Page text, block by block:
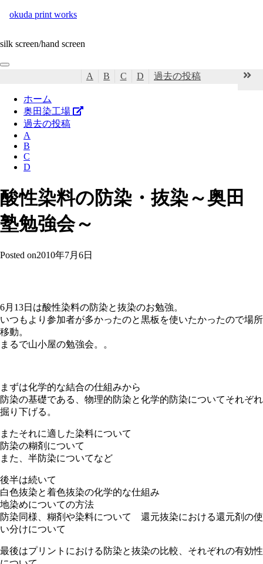
キ
プ
okuda print works
silk screen/hand screen
menu
A B C D 過去の投稿
ホーム
奥田染工場
過去の投稿
A
B
C
D
酸性染料の防染・抜染～奥田
塾勉強会～
Posted on2010年7月6日
6月13日は酸性染料の防染と抜染のお勉強。
いつもより参加者が多かったのと黒板を使いたかったので場所
移動。
まるで山小屋の勉強会。。
まずは化学的な結合の仕組みから
防染の基礎である、物理的防染と化学的防染についてそれぞれ
掘り下げる。
またそれに適した染料について
防染の糊剤について
また、半防染についてなど
後半は続いて
白色抜染と着色抜染の化学的な仕組み
地染めについての方法
防染同様、糊剤や染料について 還元抜染における還元剤の使
い分けについて
最後はプリントにおける防染と抜染の比較、それぞれの有効性